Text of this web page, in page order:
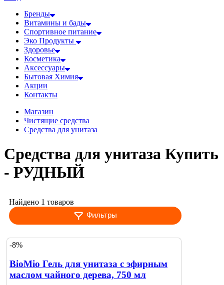
Бренды
Витамины и бады
Спортивное питание
Эко Продукты
Здоровье
Косметика
Аксессуары
Бытовая Химия
Акции
Контакты
Магазин
Чистящие средства
Средства для унитаза
Средства для унитаза Купить
- РУДНЫЙ
Найдено 1 товаров
Фильтры
-8%
BioMio Гель для унитаза с эфирным
маслом чайного дерева, 750 мл